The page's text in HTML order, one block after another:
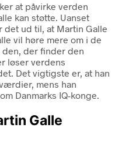
at påvirke verden
kan støtte. Uanset
ud til, at Martin Galle
vil høre mere om i de
den, der finder den
løser verdens
Det vigtigste er, at han
mens han
Danmarks IQ-konge.
Galle